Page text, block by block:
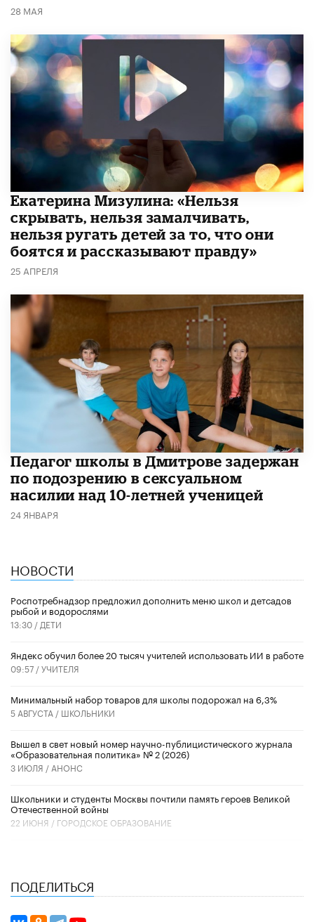
28 МАЯ
Екатерина Мизулина: «Нельзя
скрывать, нельзя замалчивать,
нельзя ругать детей за то, что они
боятся и рассказывают правду»
25 АПРЕЛЯ
Педагог школы в Дмитрове задержан
по подозрению в сексуальном
насилии над 10-летней ученицей
24 ЯНВАРЯ
НОВОСТИ
Роспотребнадзор предложил дополнить меню школ и детсадов
рыбой и водорослями
13:30 / ДЕТИ
​Яндекс обучил более 20 тысяч учителей использовать ИИ в работе
09:57 /УЧИТЕЛЯ
Минимальный набор товаров для школы подорожал на 6,3%
5 АВГУСТА / ШКОЛЬНИКИ
Вышел в свет новый номер научно-публицистического журнала
«Образовательная политика» № 2 (2026)
3 ИЮЛЯ / АНОНС
Школьники и студенты Москвы почтили память героев Великой
Отечественной войны
22 ИЮНЯ / ГОРОДСКОЕ ОБРАЗОВАНИЕ
ПОДЕЛИТЬСЯ